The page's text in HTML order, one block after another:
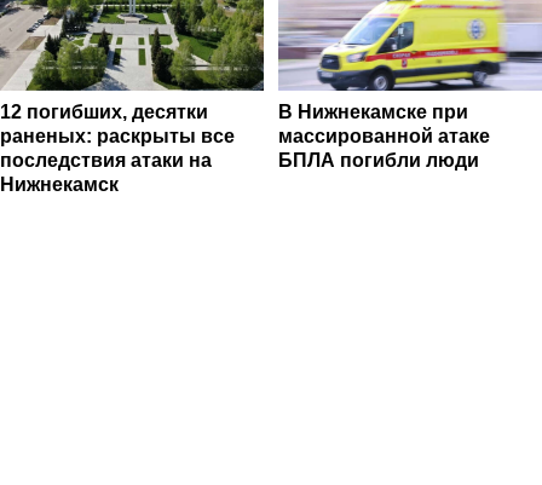
12 погибших, десятки
раненых: раскрыты все
последствия атаки на
Нижнекамск
В Нижнекамске при
массированной атаке
БПЛА погибли люди